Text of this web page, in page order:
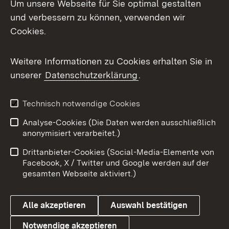
Facebook
X / Twitter
Youtube
Impressum
Kontakt
Barrierefreiheit
Datenschutz
Cookies
Um unsere Webseite für Sie optimal gestalten
und verbessern zu können, verwenden wir
Cookies.
Weitere Informationen zu Cookies erhalten Sie in
unserer Datenschutzerklärung.
Technisch notwendige Cookies
Analyse-Cookies (Die Daten werden ausschließlich
anonymisiert verarbeitet.)
Drittanbieter-Cookies (Social-Media-Elemente von
Facebook, X / Twitter und Google werden auf der
gesamten Webseite aktiviert.)
Alle akzeptieren Auswahl bestätigen
Notwendige akzeptieren